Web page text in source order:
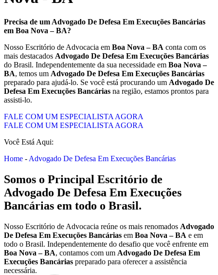
Precisa de um Advogado De Defesa Em Execuções Bancárias
em Boa Nova – BA?
Nosso Escritório de Advocacia em Boa Nova – BA conta com os
mais destacados Advogado De Defesa Em Execuções Bancárias
do Brasil. Independentemente da sua necessidade em Boa Nova –
BA, temos um Advogado De Defesa Em Execuções Bancárias
preparado para ajudá-lo. Se você está procurando um Advogado De
Defesa Em Execuções Bancárias na região, estamos prontos para
assisti-lo.
FALE COM UM ESPECIALISTA AGORA
FALE COM UM ESPECIALISTA AGORA
Você Está Aqui:
Home - Advogado De Defesa Em Execuções Bancárias
Somos o Principal Escritório de
Advogado De Defesa Em Execuções
Bancárias em todo o Brasil.
Nosso Escritório de Advocacia reúne os mais renomados Advogado
De Defesa Em Execuções Bancárias em Boa Nova – BA e em
todo o Brasil. Independentemente do desafio que você enfrente em
Boa Nova – BA, contamos com um Advogado De Defesa Em
Execuções Bancárias preparado para oferecer a assistência
necessária.